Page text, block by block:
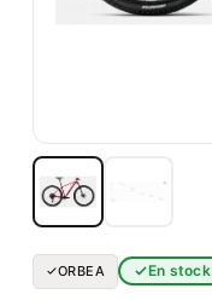
ORBEA En stock